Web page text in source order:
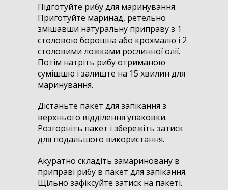
Підготуйте рибу для маринування.
Приготуйте маринад, ретельно
змішавши натуральну приправу з 1
столовою борошна або крохмалю і 2
столовими ложками рослинної олії.
Потім натріть рибу отриманою
сумішшю і залиште на 15 хвилин для
маринування.
Дістаньте пакет для запікання з
верхнього відділення упаковки.
Розгорніть пакет і збережіть затиск
для подальшого використання.
Акуратно складіть замариновану в
приправі рибу в пакет для запікання.
Щільно зафіксуйте затиск на пакеті.